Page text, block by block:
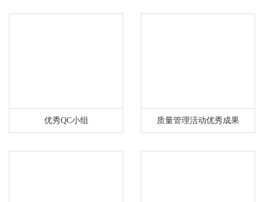
优秀QC小组 质量管理活动优秀成果